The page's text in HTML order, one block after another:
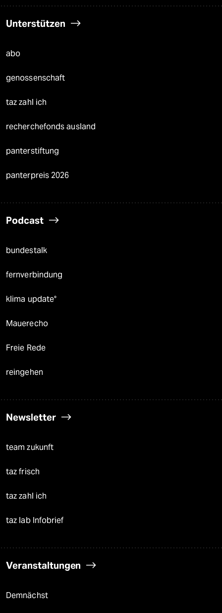
Unterstützen
abo
genossenschaft
taz zahl ich
recherchefonds ausland
panterstiftung
panterpreis 2026
Podcast
bundestalk
fernverbindung
klima update°
Mauerecho
Freie Rede
reingehen
Newsletter
team zukunft
taz frisch
taz zahl ich
taz lab Infobrief
Veranstaltungen
Demnächst